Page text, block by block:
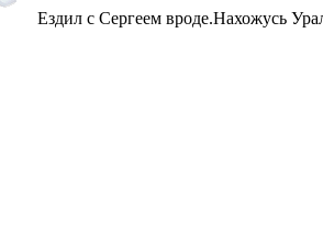
Ездил с Сергеем вроде.Нахожусь